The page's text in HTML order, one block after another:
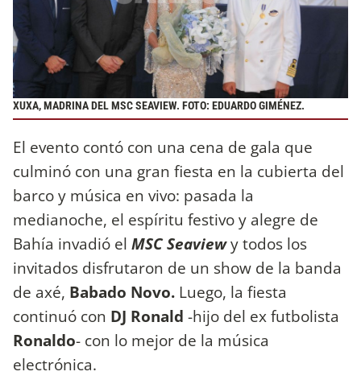
XUXA, MADRINA DEL MSC SEAVIEW. FOTO: EDUARDO GIMÉNEZ.
El evento contó con una cena de gala que
culminó con una gran fiesta en la cubierta del
barco y música en vivo: pasada la
medianoche, el espíritu festivo y alegre de
Bahía invadió el MSC Seaviewy todos los
invitados disfrutaron de un show de la banda
de axé, Babado Novo. Luego, la fiesta
continuó con DJ Ronald -hijo del ex futbolista
Ronaldo- con lo mejor de la música
electrónica.